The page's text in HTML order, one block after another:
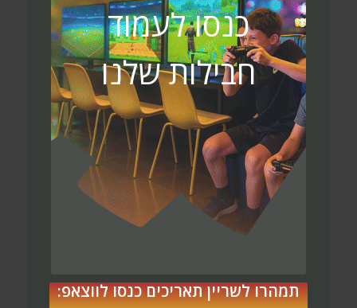
כנסו לעמוד
חבילות שלנו
תמהרו לשריין תאריכים כנסו לווצאפ: